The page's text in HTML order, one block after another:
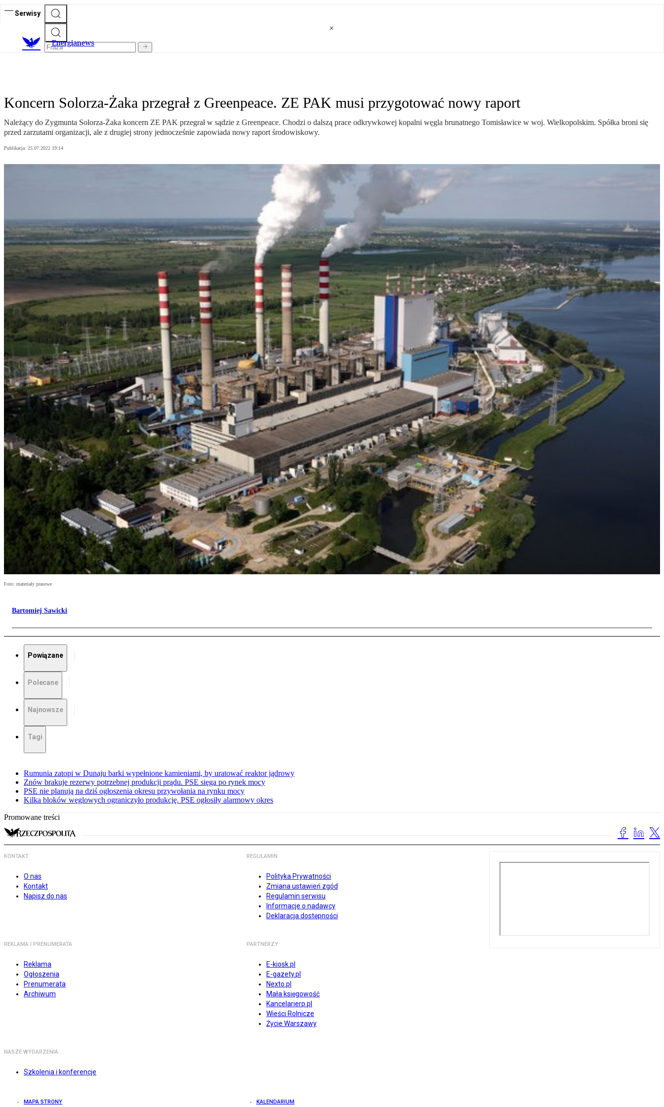
Serwisy
Energianews
Koncern Solorza-Żaka przegrał z Greenpeace. ZE PAK musi przygotować nowy raport
Należący do Zygmunta Solorza-Żaka koncern ZE PAK przegrał w sądzie z Greenpeace. Chodzi o dalszą prace odkrywkowej kopalni węgla brunatnego Tomisławice w woj. Wielkopolskim. Spółka broni się
przed zarzutami organizacji, ale z drugiej strony jednocześnie zapowiada nowy raport środowiskowy.
Publikacja: 25.07.2022 19:14
Foto: materiały prasowe
Bartomiej Sawicki
Powiązane
Polecane
Najnowsze
Tagi
Rumunia zatopi w Dunaju barki wypełnione kamieniami, by uratować reaktor jądrowy
Znów brakuje rezerwy potrzebnej produkcji prądu. PSE sięga po rynek mocy
PSE nie planują na dziś ogłoszenia okresu przywołania na rynku mocy
Kilka bloków węglowych ograniczyło produkcję. PSE ogłosiły alarmowy okres
Promowane treści
KONTAKT
O nas
Kontakt
Napisz do nas
REGULAMIN
Polityka Prywatności
Zmiana ustawień zgód
Regulamin serwisu
Informacje o nadawcy
Deklaracja dostępności
REKLAMA I PRENUMERATA
Reklama
Ogłoszenia
Prenumerata
Archiwum
PARTNERZY
E-kiosk.pl
E-gazety.pl
Nexto.pl
Mała księgowość
Kancelarierp.pl
Wieści Rolnicze
Życie Warszawy
NASZE WYDARZENIA
Szkolenia i konferencje
MAPA STRONY KALENDARIUM